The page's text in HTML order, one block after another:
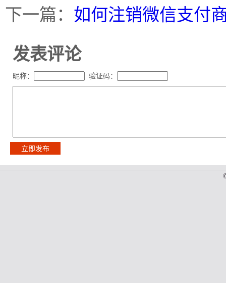
下一篇： 如何注销微信支付
发表评论
昵称： 验证码：